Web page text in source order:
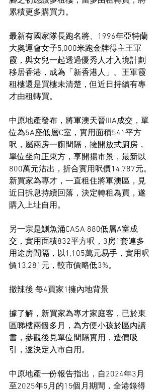
累積更多購買力。
最新有國家隊長跑名將、1996年亞特蘭
大奧運會女子5,000米跑金牌得主王軍
霞，與女兒一起透過優秀人才入境計劃
移居香港，成為「新香港人」。王軍霞
租樓還是買樓未清楚，但近日持續有專
才由租轉買。
中原地產發布，將軍澳天晉IIIA成交，單
位為5A座低層C室，實用面積541平方
呎，屬兩房一廁間隔，擁開放式廚房，
單位坐向正東方，享開揚市景，最新以
800萬元沽出，折合實用呎價14,787元。
新買家為專才，一直租住將軍澳區，見
近日拆息持續回落，決定轉租為買，遂
購入上址自用。
另一宗是鰂魚涌CASA 880低層A室成
交，實用面積832平方呎，3房1套連多
用途房間隔，以1,105萬元易手，實用呎
價13,281元，較市價略低3%。
撤辣後 每4買家1擁內地背景
據了解，新買家為專才家庭客，已於東
區睇樓兩個多月，為方便小孩於區內讀
書，參觀後見單位間隔實用，造價吸
引，遂決定入市自用。
中原地產一份報告指出，自2024年3月
至2025年5月的15個月期間，全港錄得